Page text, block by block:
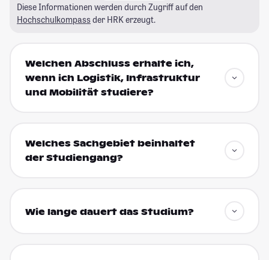
Diese Informationen werden durch Zugriff auf den
Hochschulkompass der HRK erzeugt.
Welchen Abschluss erhalte ich,
wenn ich Logistik, Infrastruktur
und Mobilität studiere?
Welches Sachgebiet beinhaltet
der Studiengang?
Wie lange dauert das Studium?